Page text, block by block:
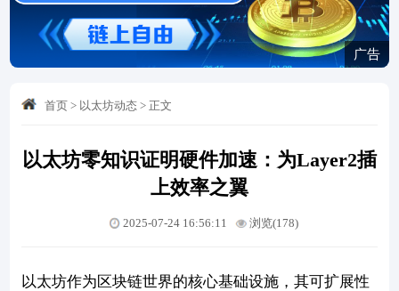
广告
首页> 以太坊动态> 正文
以太坊零知识证明硬件加速：为Layer2插
上效率之翼
2025-07-24 16:56:11 浏览(178)
以太坊作为区块链世界的核心基础设施，其可扩展性